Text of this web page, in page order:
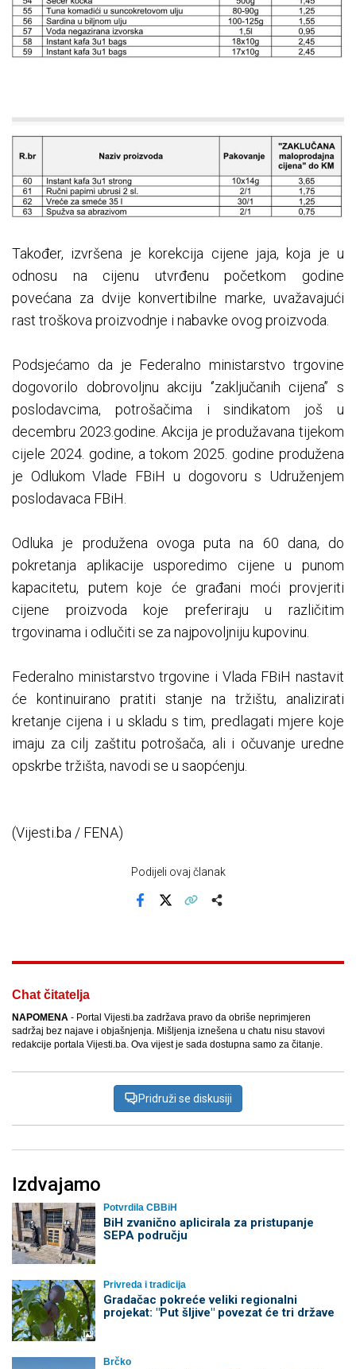
Također, izvršena je korekcija cijene jaja, koja je u
odnosu na cijenu utvrđenu početkom godine
povećana za dvije konvertibilne marke, uvažavajući
rast troškova proizvodnje i nabavke ovog proizvoda.
Podsjećamo da je Federalno ministarstvo trgovine
dogovorilo dobrovoljnu akciju ‘’zaključanih cijena’’ s
poslodavcima, potrošačima i sindikatom još u
decembru 2023.godine. Akcija je produžavana tijekom
cijele 2024. godine, a tokom 2025. godine produžena
je Odlukom Vlade FBiH u dogovoru s Udruženjem
poslodavaca FBiH.
Odluka je produžena ovoga puta na 60 dana, do
pokretanja aplikacije usporedimo cijene u punom
kapacitetu, putem koje će građani moći provjeriti
cijene proizvoda koje preferiraju u različitim
trgovinama i odlučiti se za najpovoljniju kupovinu.
Federalno ministarstvo trgovine i Vlada FBiH nastavit
će kontinuirano pratiti stanje na tržištu, analizirati
kretanje cijena i u skladu s tim, predlagati mjere koje
imaju za cilj zaštitu potrošača, ali i očuvanje uredne
opskrbe tržišta, navodi se u saopćenju.
(Vijesti.ba / FENA)
Podijeli ovaj članak
Chat čitatelja
NAPOMENA - Portal Vijesti.ba zadržava pravo da obriše neprimjeren
sadržaj bez najave i objašnjenja. Mišljenja iznešena u chatu nisu stavovi
redakcije portala Vijesti.ba. Ova vijest je sada dostupna samo za čitanje.
Pridruži se diskusiji
Izdvajamo
Potvrdila CBBiH
BiH zvanično aplicirala za pristupanje
SEPA području
Privreda i tradicija
Gradačac pokreće veliki regionalni
projekat: "Put šljive" povezat će tri države
Brčko